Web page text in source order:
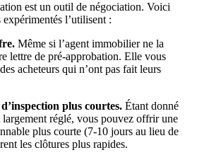
est un outil de négociation. Voici
l’utilisent :
Même si l’agent immobilier ne la
lettre de pré-approbation. Elle vous
acheteurs qui n’ont pas fait leurs
plus courtes. Étant donné
réglé, vous pouvez offrir une
plus courte (7-10 jours au lieu de
les clôtures plus rapides.